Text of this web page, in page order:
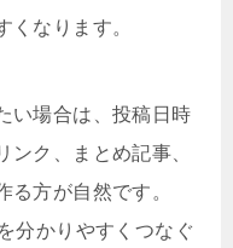
くなります。
い場合は、投稿日時
ンク、まとめ記事、
る方が自然です。
分かりやすくつなぐ